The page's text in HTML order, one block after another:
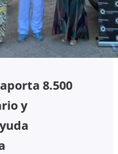
8.500
y